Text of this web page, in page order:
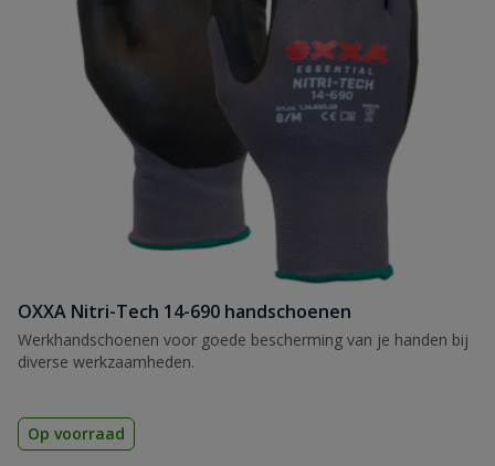
OXXA Nitri-Tech 14-690 handschoenen
Werkhandschoenen voor goede bescherming van je handen bij
diverse werkzaamheden.
Op voorraad